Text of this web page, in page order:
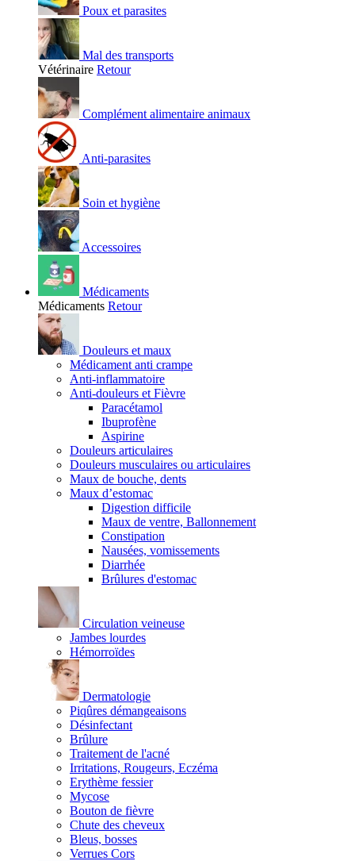
Poux et parasites
Mal des transports
Vétérinaire Retour
Complément alimentaire animaux
Anti-parasites
Soin et hygiène
Accessoires
Médicaments
Médicaments Retour
Douleurs et maux
Médicament anti crampe
Anti-inflammatoire
Anti-douleurs et Fièvre
Paracétamol
Ibuprofène
Aspirine
Douleurs articulaires
Douleurs musculaires ou articulaires
Maux de bouche, dents
Maux d’estomac
Digestion difficile
Maux de ventre, Ballonnement
Constipation
Nausées, vomissements
Diarrhée
Brûlures d'estomac
Circulation veineuse
Jambes lourdes
Hémorroïdes
Dermatologie
Piqûres démangeaisons
Désinfectant
Brûlure
Traitement de l'acné
Irritations, Rougeurs, Eczéma
Erythème fessier
Mycose
Bouton de fièvre
Chute des cheveux
Bleus, bosses
Verrues Cors